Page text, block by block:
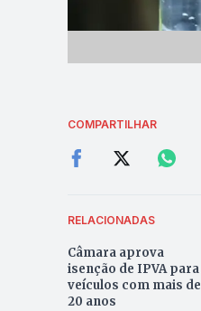
COMPARTILHAR
RELACIONADAS
Câmara aprova
isenção de IPVA para
veículos com mais de
20 anos